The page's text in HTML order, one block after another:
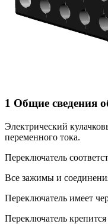
1 Общие сведения
Электрический
переменного тока.
Переключатель
Все зажимы и
Переключатель имеет
Переключатель